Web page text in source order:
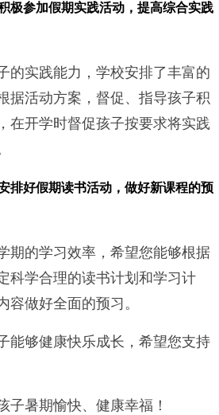
参加假期实践活动，提高综合实践
实践能力，学校安排了丰富的
据活动方案，督促、指导孩子积
在开学时督促孩子按要求将实践
好假期读书活动，做好新课程的预
的学习效率，希望您能够根据
科学合理的读书计划和学习计
容做好全面的预习。
够健康快乐成长，希望您支持
暑期愉快、健康幸福！